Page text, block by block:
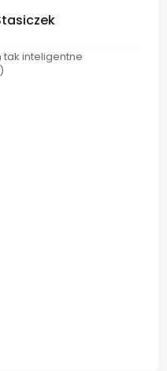
tak inteligentne